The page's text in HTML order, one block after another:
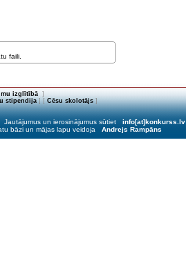
faili.
izglītībā ]
stipendija] [Cēsu skolotājs]
Jautājumus un ierosinājumus sūtiet info[at]konkurss.lv
bāzi un mājas lapu veidoja Andrejs Rampāns